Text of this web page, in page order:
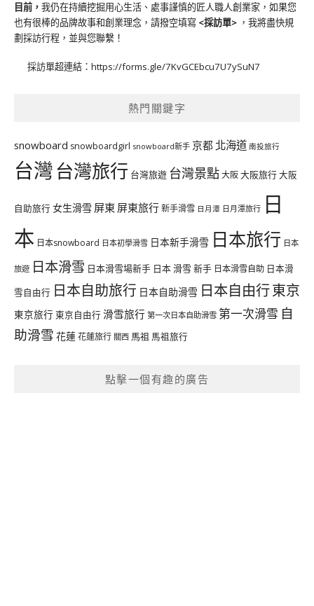
目前， 我仍在持續挖掘用心生活、處事謹慎的匠人職人創業家，如果您
也有很棒的品牌故事和創業理念，請撥空填寫 <採訪單> ，我將盡快規
劃採訪行程，並與您聯繫！
採訪單超連結： https://forms.gle/7KvGCEbcu7U7ySuN7
熱門關鍵字
snowboard snowboardgirl snowboard新手 京都 北海道 南投旅行
台灣台灣旅行 台灣旅遊 台灣景點大阪大阪旅行大阪
自助旅行 女生滑雪 屏東 屏東旅行新手滑雪 日月潭 日月潭旅行 日
本 日本snowboard 日本初學滑雪 日本新手滑雪 日本旅行 日本
旅遊 日本滑雪 日本滑雪場新手 日本 滑雪 新手 日本滑雪自助 日本滑
雪自由行 日本自助旅行 日本自助滑雪 日本自由行東京
東京旅行 東京自由行 滑雪旅行 第一次日本自助滑雪 第一次滑雪 自
助滑雪 花蓮花蓮旅行 關西 馬祖 馬祖旅行
點擊一個有趣的廣告